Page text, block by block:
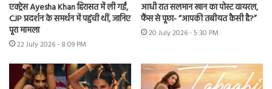
एक्ट्रेस Ayesha Khan हिरासत में ली गईं,
CJP प्रदर्शन के समर्थन में पहुंची थीं, जानिए
पूरा मामला
22 July 2026 - 8:09 PM
आधी रात सलमान खान का पोस्ट वायरल,
फैंस से पूछा- “आपकी तबीयत कैसी है?”
20 July 2026 - 5:30 PM